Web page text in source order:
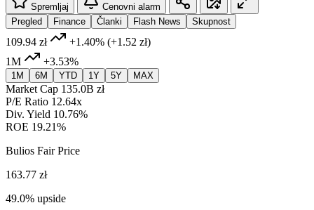
Spremljaj
Cenovni alarm
Pregled
Finance Članki Flash News Skupnost
109.94 zł +1.40% (+1.52 zł)
1M
+3.53%
1M 6M YTD 1Y 5Y MAX
Market Cap 135.0B zł
P/E Ratio 12.64x
Div. Yield 10.76%
ROE 19.21%
Bulios Fair Price
163.77 zł
49.0% upside